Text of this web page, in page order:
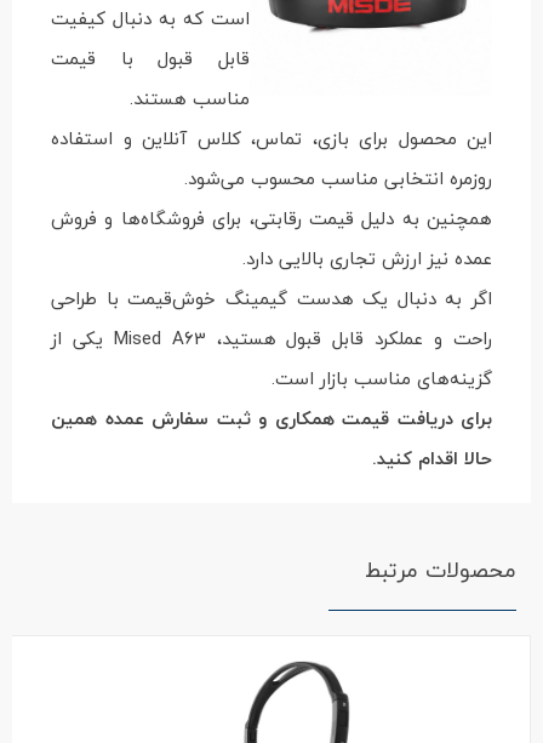
است که به دنبال کیفیت
قابل قبول با قیمت
مناسب هستند.
این محصول برای بازی، تماس، کلاس آنلاین و استفاده
روزمره انتخابی مناسب محسوب می‌شود.
همچنین به دلیل قیمت رقابتی، برای فروشگاه‌ها و فروش
عمده نیز ارزش تجاری بالایی دارد.
اگر به دنبال یک هدست گیمینگ خوش‌قیمت با طراحی
راحت و عملکرد قابل قبول هستید، Mised A63 یکی از
گزینه‌های مناسب بازار است.
برای دریافت قیمت همکاری و ثبت سفارش عمده همین
حالا اقدام کنید.
محصولات مرتبط